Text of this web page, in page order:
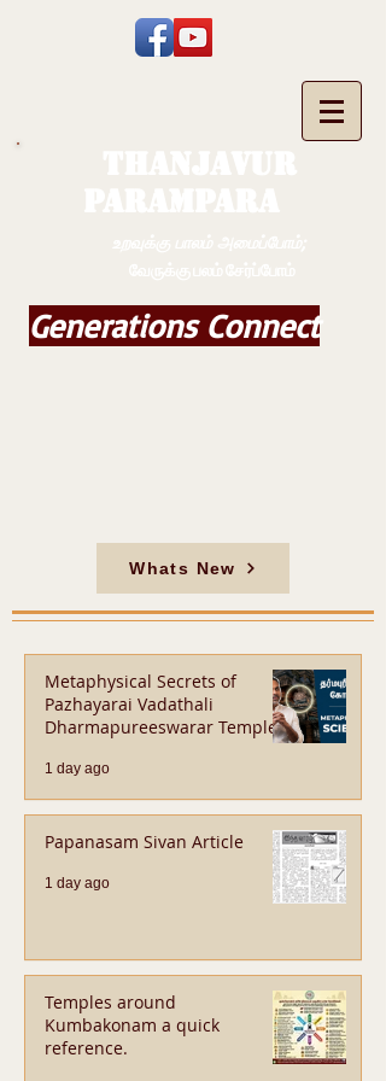
Generations Connect
Whats New
Metaphysical Secrets of
Pazhayarai Vadathali
Dharmapureeswarar Temple
1 day ago
Papanasam Sivan Article
1 day ago
Temples around
Kumbakonam a quick
reference.